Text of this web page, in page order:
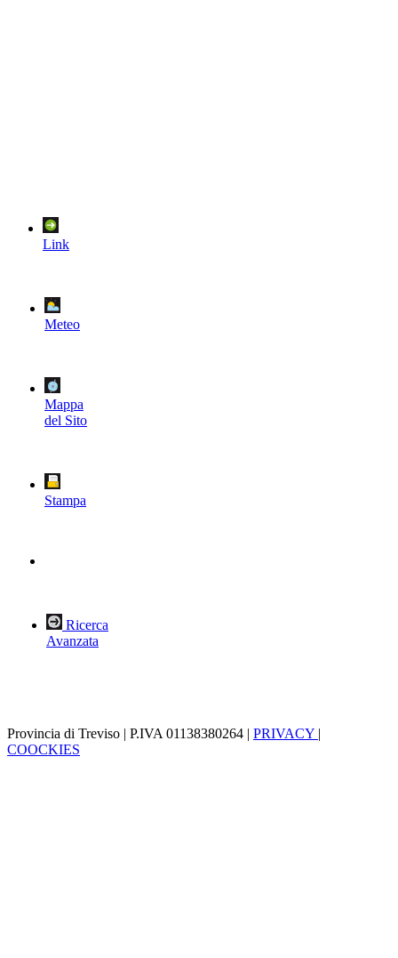
Link
Meteo
Mappa
del Sito
Stampa
Ricerca
Avanzata
Provincia di Treviso | P.IVA 01138380264 | PRIVACY |
COOCKIES